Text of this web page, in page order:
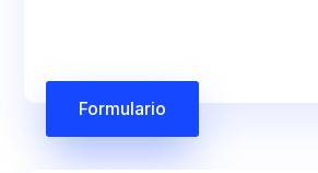
Formulario